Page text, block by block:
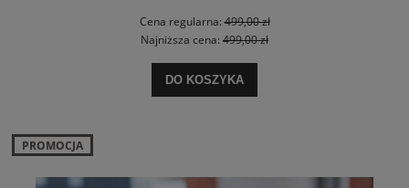
Cena regularna:499,00 zł
Najniższa cena: 499,00 zł
DO KOSZYKA
PROMOCJA